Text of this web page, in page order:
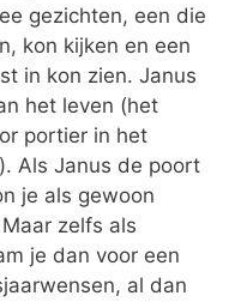
gezichten, een die
kon kijken en een
in kon zien. Janus
het leven (het
portier in het
Als Janus de poort
je als gewoon
zelfs als
je dan voor een
al dan